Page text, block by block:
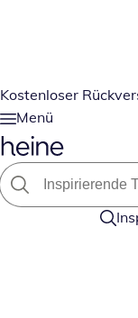
Kostenloser
Menü